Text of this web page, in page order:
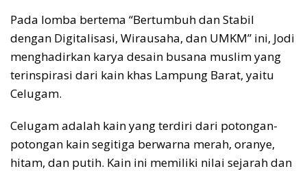
Pada lomba bertema “Bertumbuh dan Stabil
dengan Digitalisasi, Wirausaha, dan UMKM” ini, Jodi
menghadirkan karya desain busana muslim yang
terinspirasi dari kain khas Lampung Barat, yaitu
Celugam.
Celugam adalah kain yang terdiri dari potongan-
potongan kain segitiga berwarna merah, oranye,
hitam, dan putih. Kain ini memiliki nilai sejarah dan